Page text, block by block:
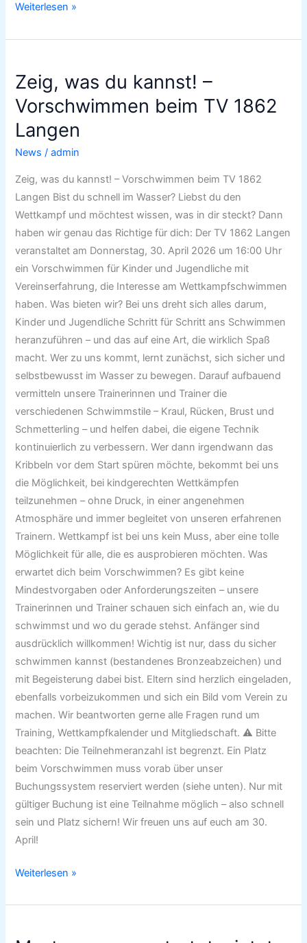
Weiterlesen »
Zeig, was du kannst! –
Vorschwimmen beim TV 1862
Langen
News /admin
Zeig, was du kannst! – Vorschwimmen beim TV 1862
Langen Bist du schnell im Wasser? Liebst du den
Wettkampf und möchtest wissen, was in dir steckt? Dann
haben wir genau das Richtige für dich: Der TV 1862 Langen
veranstaltet am Donnerstag, 30. April 2026 um 16:00 Uhr
ein Vorschwimmen für Kinder und Jugendliche mit
Vereinserfahrung, die Interesse am Wettkampfschwimmen
haben. Was bieten wir? Bei uns dreht sich alles darum,
Kinder und Jugendliche Schritt für Schritt ans Schwimmen
heranzuführen – und das auf eine Art, die wirklich Spaß
macht. Wer zu uns kommt, lernt zunächst, sich sicher und
selbstbewusst im Wasser zu bewegen. Darauf aufbauend
vermitteln unsere Trainerinnen und Trainer die
verschiedenen Schwimmstile – Kraul, Rücken, Brust und
Schmetterling – und helfen dabei, die eigene Technik
kontinuierlich zu verbessern. Wer dann irgendwann das
Kribbeln vor dem Start spüren möchte, bekommt bei uns
die Möglichkeit, bei kindgerechten Wettkämpfen
teilzunehmen – ohne Druck, in einer angenehmen
Atmosphäre und immer begleitet von unseren erfahrenen
Trainern. Wettkampf ist bei uns kein Muss, aber eine tolle
Möglichkeit für alle, die es ausprobieren möchten. Was
erwartet dich beim Vorschwimmen? Es gibt keine
Mindestvorgaben oder Anforderungszeiten – unsere
Trainerinnen und Trainer schauen sich einfach an, wie du
schwimmst und wo du gerade stehst. Anfänger sind
ausdrücklich willkommen! Wichtig ist nur, dass du sicher
schwimmen kannst (bestandenes Bronzeabzeichen) und
mit Begeisterung dabei bist. Eltern sind herzlich eingeladen,
ebenfalls vorbeizukommen und sich ein Bild vom Verein zu
machen. Wir beantworten gerne alle Fragen rund um
Training, Wettkampfkalender und Mitgliedschaft. ⚠️ Bitte
beachten: Die Teilnehmeranzahl ist begrenzt. Ein Platz
beim Vorschwimmen muss vorab über unser
Buchungssystem reserviert werden (siehe unten). Nur mit
gültiger Buchung ist eine Teilnahme möglich – also schnell
sein und Platz sichern! Wir freuen uns auf euch am 30.
April!
was
du
kannst!
–
Vorschwimmen
1862
Weiterlesen »